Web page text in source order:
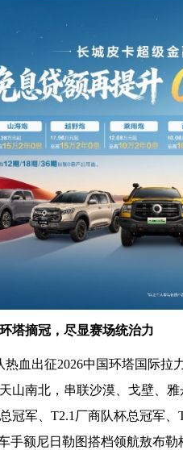
塔摘冠 ， 尽显赛场统治力
热血出征2026中国环塔国际拉
山南北，串联沙漠、戈壁、
冠军、T2.1厂商队杯总冠军
手额尼日勒图搭档领航敖布